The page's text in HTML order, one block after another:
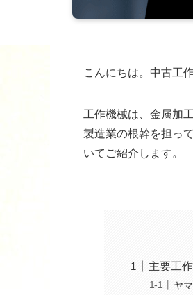
こんにちは。中古工
工作機械は、金属加
製造業の根幹を担っ
いてご紹介します。
主要工
ヤ